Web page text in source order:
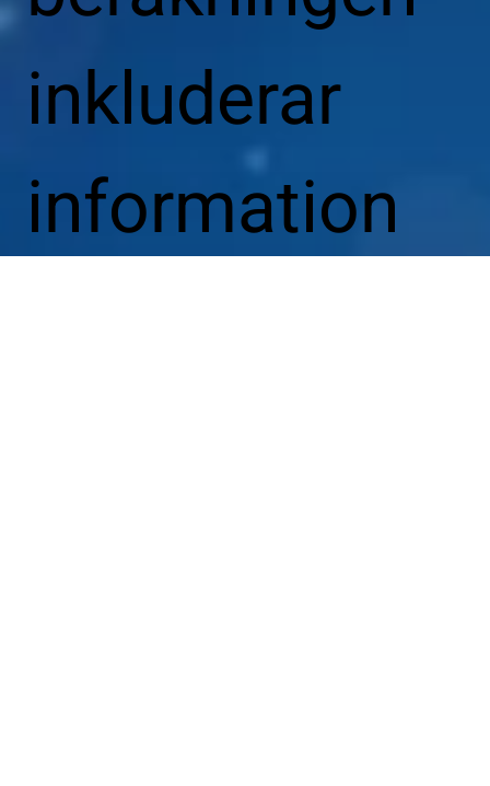
inkluderar
information